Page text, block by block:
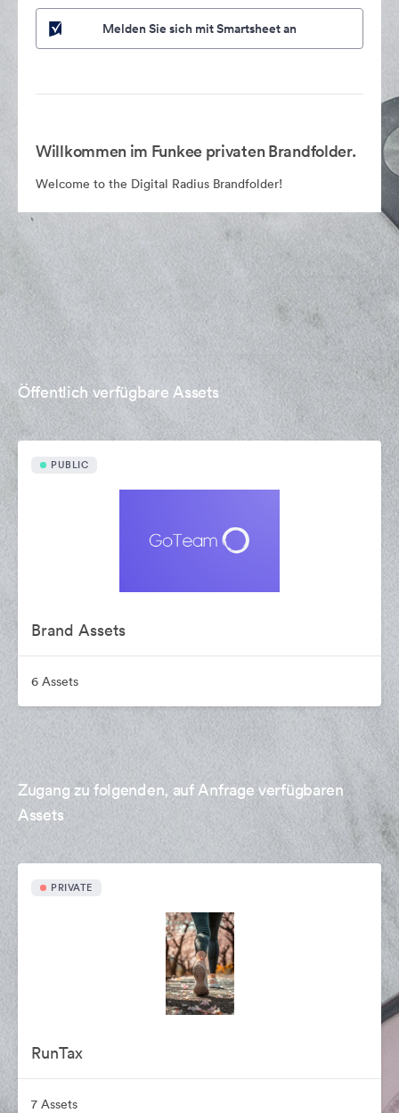
Melden Sie sich mit Smartsheet an
Willkommen im Funkee privaten Brandfolder.
Welcome to the Digital Radius Brandfolder!
Öffentlich verfügbare Assets
PUBLIC
Brand Assets
6 Assets
Zugang zu folgenden, auf Anfrage verfügbaren
Assets
PRIVATE
RunTax
7 Assets